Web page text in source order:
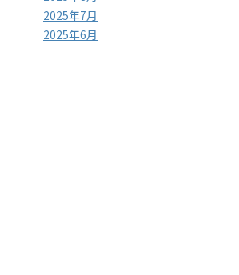
2025年7月
2025年6月